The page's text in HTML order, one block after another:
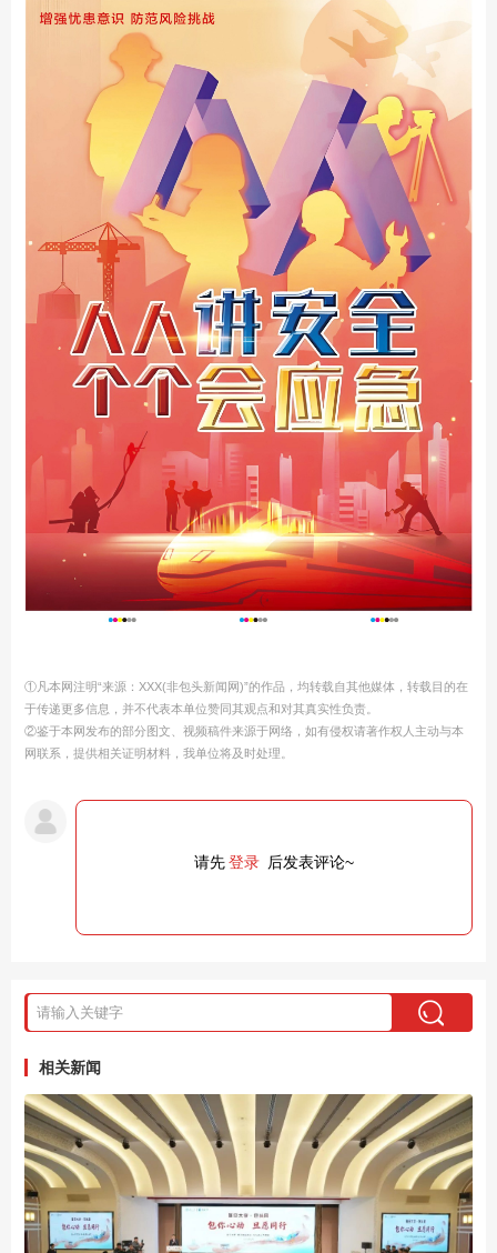
①凡本网注明“来源：XXX(非包头新闻网)”的作品，均转载自其他媒体，转载目的在
于传递更多信息，并不代表本单位赞同其观点和对其真实性负责。
②鉴于本网发布的部分图文、视频稿件来源于网络，如有侵权请著作权人主动与本
网联系，提供相关证明材料，我单位将及时处理。
请先登录 后发表评论~
相关新闻